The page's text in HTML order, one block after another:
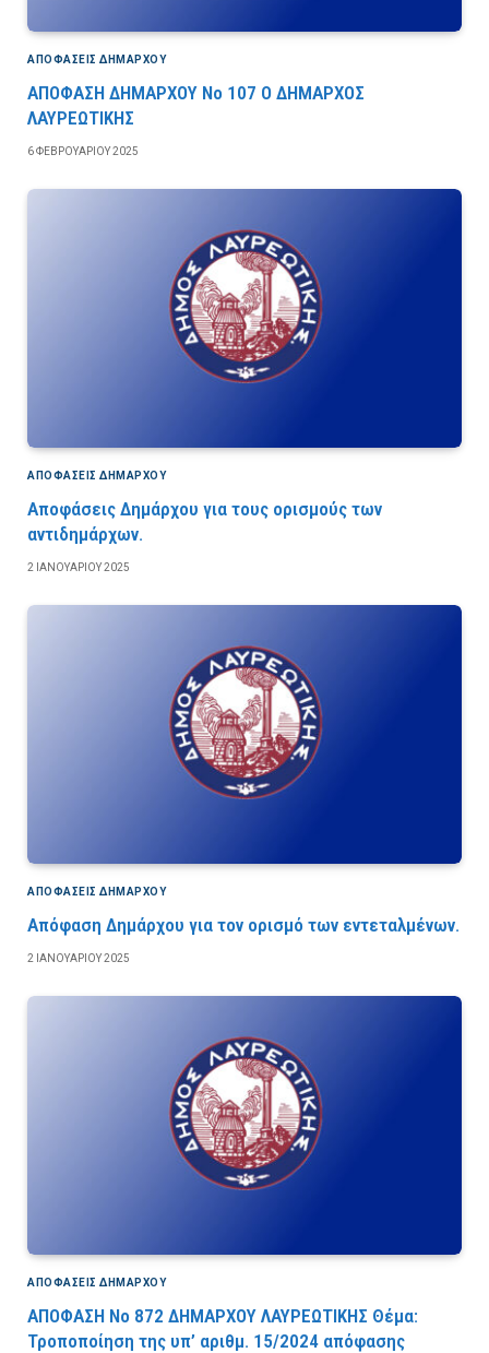
ΑΠΟΦΆΣΕΙΣ ΔΗΜΆΡΧΟΥ
ΑΠΟΦΑΣΗ ΔΗΜΑΡΧΟΥ Νο 107 Ο ΔΗΜΑΡΧΟΣ
ΛΑΥΡΕΩΤΙΚΗΣ
6 ΦΕΒΡΟΥΑΡΊΟΥ 2025
ΑΠΟΦΆΣΕΙΣ ΔΗΜΆΡΧΟΥ
Αποφάσεις Δημάρχου για τους ορισμούς των
αντιδημάρχων.
2 ΙΑΝΟΥΑΡΊΟΥ 2025
ΑΠΟΦΆΣΕΙΣ ΔΗΜΆΡΧΟΥ
Απόφαση Δημάρχου για τον ορισμό των εντεταλμένων.
2 ΙΑΝΟΥΑΡΊΟΥ 2025
ΑΠΟΦΆΣΕΙΣ ΔΗΜΆΡΧΟΥ
ΑΠΟΦΑΣΗ Νο 872 ΔΗΜΑΡΧΟΥ ΛΑΥΡΕΩΤΙΚΗΣ Θέμα:
Τροποποίηση της υπ’ αριθμ. 15/2024 απόφασης